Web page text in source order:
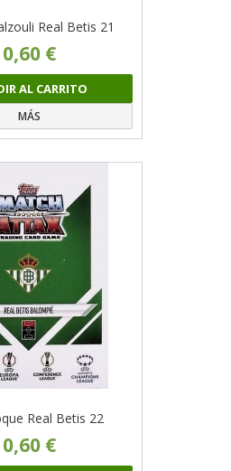
Real Betis 21
0,60 €
AL CARRITO
MÁS
Real Betis 22
0,60 €